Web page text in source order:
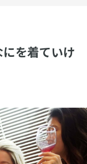
を着ていけ